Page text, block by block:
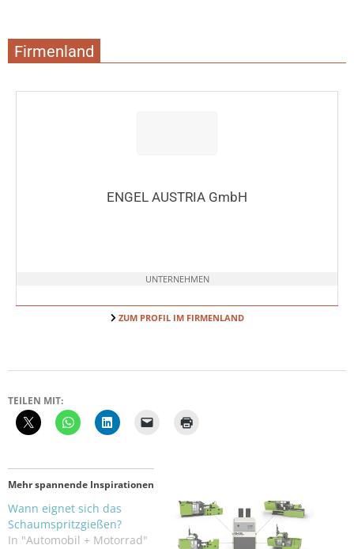
Firmenland
ENGEL AUSTRIA GmbH
UNTERNEHMEN
ZUM PROFIL IM FIRMENLAND
TEILEN MIT:
Mehr spannende Inspirationen
Wann eignet sich das
Schaumspritzgießen?
In "Automobil + Motorrad"